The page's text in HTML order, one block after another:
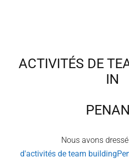
ACTIVITÉS DE
IN
Nous avons
d'activités de team building